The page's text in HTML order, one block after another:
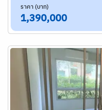
ราคา (บาท)
1,390,000